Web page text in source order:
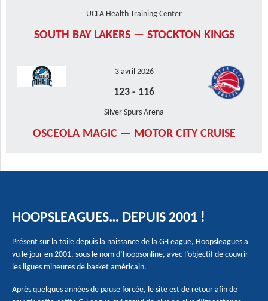
UCLA Health Training Center
SOUTH BAY LAKERS — STOCKTON KINGS
3 avril 2026
123 - 116
Silver Spurs Arena
OSCEOLA MAGIC — MOTOR CITY CRUISE
HOOPSLEAGUES… DEPUIS 2001 !
Présent sur la toile depuis la naissance de la G-League, Hoopsleagues a
vu le jour en 2001, sous le nom d’hoopsonline, avec l’objectif de couvrir
les ligues mineures de basket américain.
Après quelques années de pause forcée, le site est de retour afin de